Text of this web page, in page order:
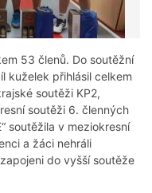
53 členů. Do soutěžní
kuželek přihlásil celkem
soutěži KP2,
soutěži 6. členných
soutěžila v meziokresní
a žáci nehráli
do vyšší soutěže